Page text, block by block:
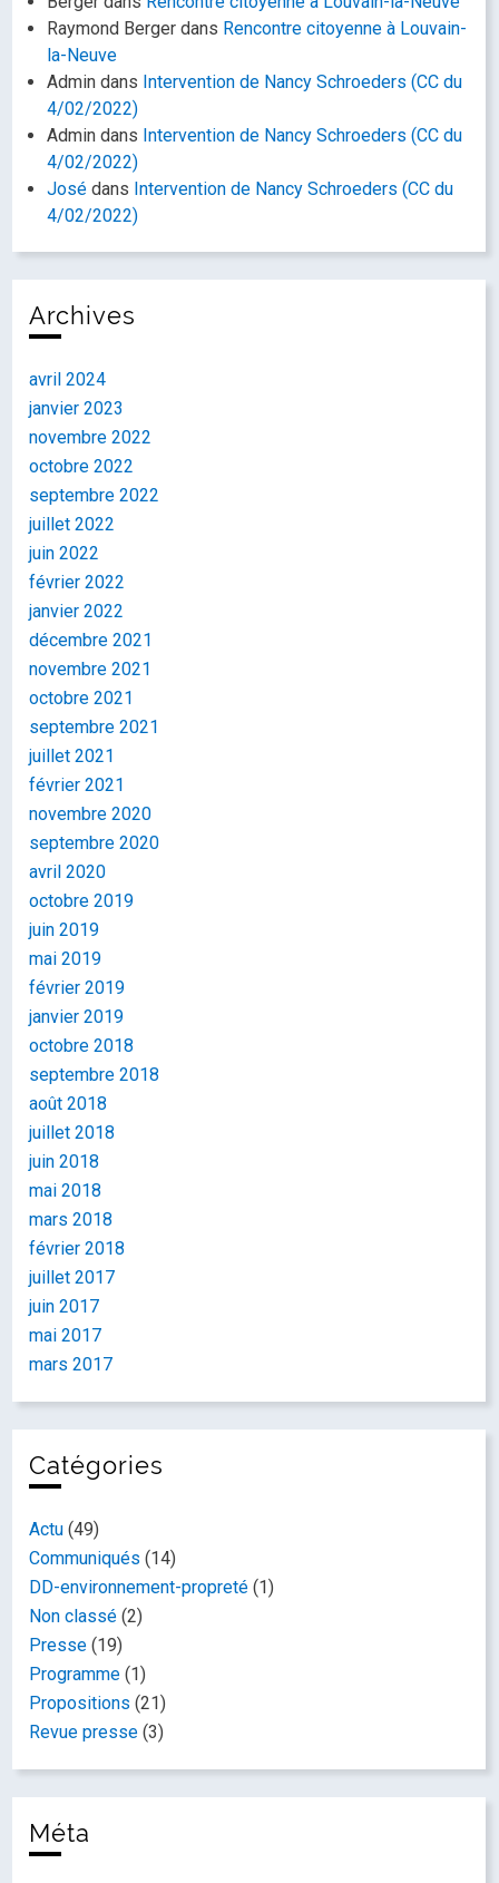
Raymond Berger dans Rencontre citoyenne à Louvain-
la-Neuve
Admin dans Intervention de Nancy Schroeders (CC du
4/02/2022)
Admin dans Intervention de Nancy Schroeders (CC du
4/02/2022)
José dans Intervention de Nancy Schroeders (CC du
4/02/2022)
Archives
avril 2024
janvier 2023
novembre 2022
octobre 2022
septembre 2022
juillet 2022
juin 2022
février 2022
janvier 2022
décembre 2021
novembre 2021
octobre 2021
septembre 2021
juillet 2021
février 2021
novembre 2020
septembre 2020
avril 2020
octobre 2019
juin 2019
mai 2019
février 2019
janvier 2019
octobre 2018
septembre 2018
août 2018
juillet 2018
juin 2018
mai 2018
mars 2018
février 2018
juillet 2017
juin 2017
mai 2017
mars 2017
Catégories
Actu (49)
Communiqués (14)
DD-environnement-propreté (1)
Non classé (2)
Presse (19)
Programme (1)
Propositions (21)
Revue presse (3)
Méta